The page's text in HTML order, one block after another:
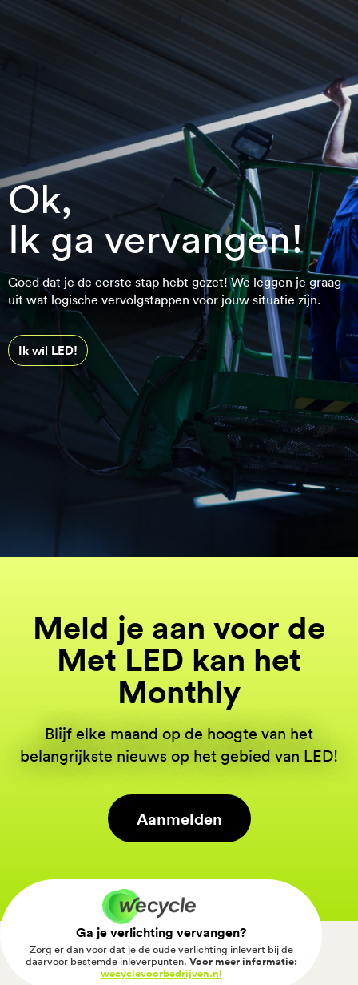
Ok,
Ik ga vervangen!
Goed dat je de eerste stap hebt gezet! We leggen je graag
uit wat logische vervolgstappen voor jouw situatie zijn.
Ik wil LED!
Meld je aan voor de
Met LED kan het
Monthly
Blijf elke maand op de hoogte van het
belangrijkste nieuws op het gebied van LED!
Aanmelden
Ga je verlichting vervangen?
Zorg er dan voor dat je de oude verlichting inlevert bij de
daarvoor bestemde inleverpunten. Voor meer informatie:
wecyclevoorbedrijven.nl